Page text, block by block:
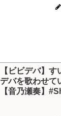
【ビビデバ】
デバを歌わせて
【音乃瀬奏】